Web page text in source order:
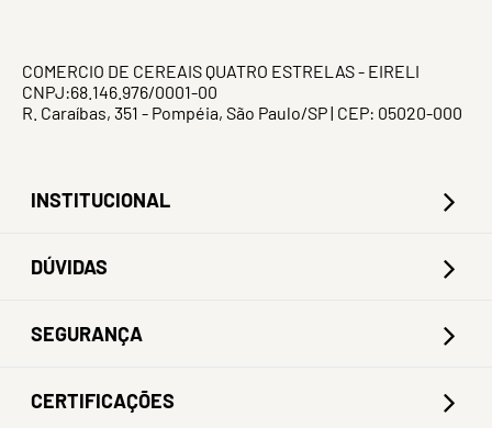
COMERCIO DE CEREAIS QUATRO ESTRELAS - EIRELI
CNPJ:68.146.976/0001-00
R. Caraíbas, 351 - Pompéia, São Paulo/SP | CEP: 05020-000
INSTITUCIONAL
DÚVIDAS
SEGURANÇA
CERTIFICAÇÕES